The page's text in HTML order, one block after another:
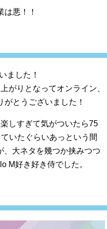
悪！！
ました！
がりとなってオンライン、
とうございました！
しすぎて気がついたら75
いたぐらいあっという間
、大ネタを幾つか挟みつつ
M好き好き侍でした。